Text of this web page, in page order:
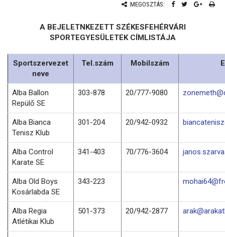
MEGOSZTÁS:
A BEJELETNKEZETT SZÉKESFEHÉRVÁRI
SPORTEGYESÜLETEK CÍMLISTÁJA
Sportszervezet
neve
Tel.szám Mobilszám
Alba Ballon
Repülő SE
303-878 20/777-9080
Alba Bianca
Tenisz Klub
301-204 20/942-0932
Alba Control
Karate SE
341-403 70/776-3604
Alba Old Boys
Kosárlabda SE
343-223
Alba Regia
Atlétikai Klub
501-373 20/942-2877